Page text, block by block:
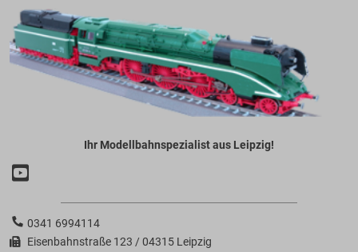
Ihr Modellbahnspezialist aus Leipzig!
0341 6994114
Eisenbahnstraße 123 / 04315 Leipzig